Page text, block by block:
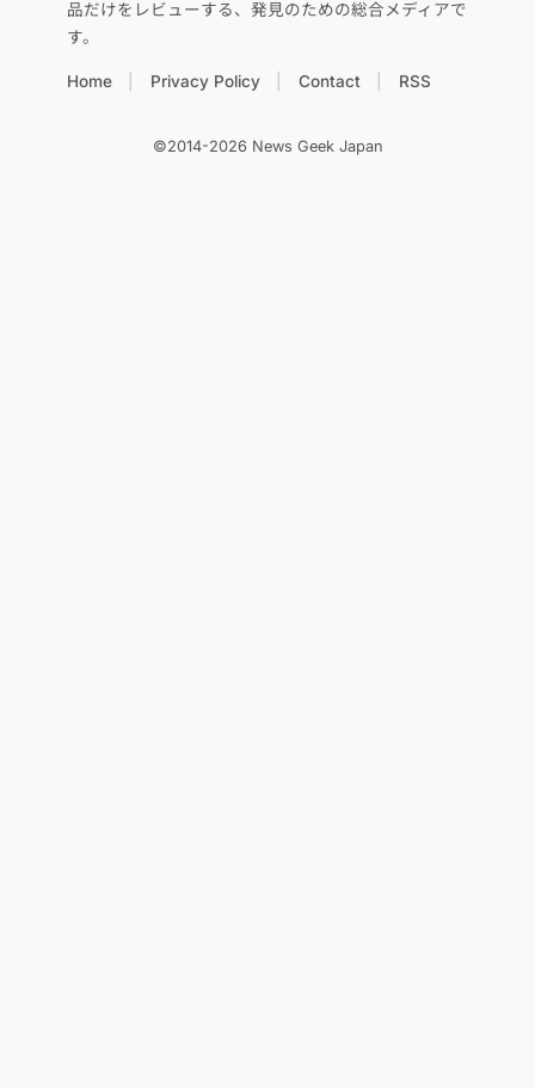
品だけをレビューする、発見のための総合メディアで
す。
Home Privacy Policy Contact RSS
©2014-2026 News Geek Japan